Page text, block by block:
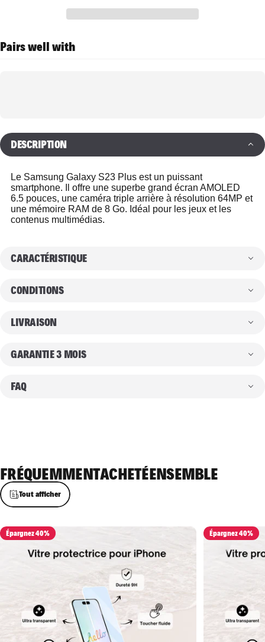
Pairs well with
DESCRIPTION
Le Samsung Galaxy S23 Plus est un puissant
smartphone. Il offre une superbe grand écran AMOLED
6.5 pouces, une caméra triple arrière à résolution 64MP et
une mémoire RAM de 8 Go. Idéal pour les jeux et les
contenus multimédias.
CARACTÉRISTIQUE
CONDITIONS
LIVRAISON
GARANTIE 3 MOIS
FAQ
FRÉQUEMMENTACHETÉENSEMBLE
Tout afficher
Épargnez 40% Épargnez 40%